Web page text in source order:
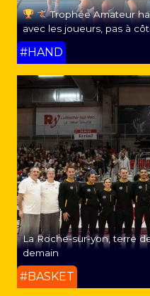
Trophée Amateur
avec les joueurs, pas à
#HAND
La Roche-sur-yon, terre
demain
#BASKET